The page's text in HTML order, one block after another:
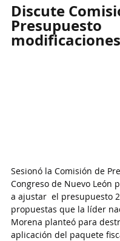
Discute
Presupuesto
modificaciones
Sesionó la Comisión de
Congreso de Nuevo León
a ajustar  el presupuesto
propuestas que la líder
Morena planteó para
aplicación del paquete